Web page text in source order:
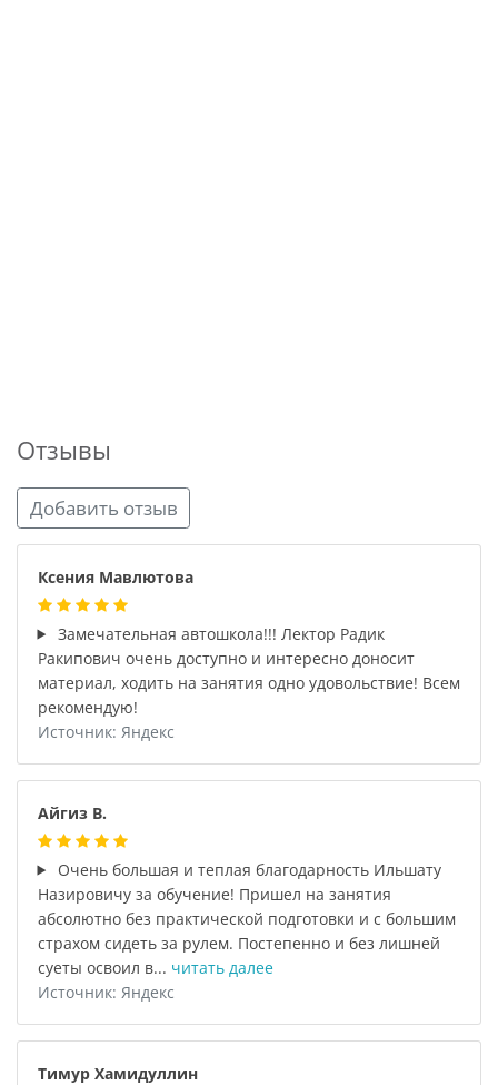
Отзывы
Добавить отзыв
Ксения Мавлютова
Замечательная автошкола!!! Лектор Радик
Ракипович очень доступно и интересно доносит
материал, ходить на занятия одно удовольствие! Всем
рекомендую!
Источник: Яндекс
Айгиз В.
Очень большая и теплая благодарность Ильшату
Назировичу за обучение! Пришел на занятия
абсолютно без практической подготовки и с большим
страхом сидеть за рулем. Постепенно и без лишней
суеты освоил в... читать далее
Источник: Яндекс
Тимур Хамидуллин